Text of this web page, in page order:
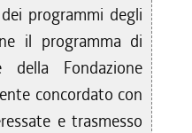
programmi degli
il programma di
della Fondazione
concordato con
e trasmesso